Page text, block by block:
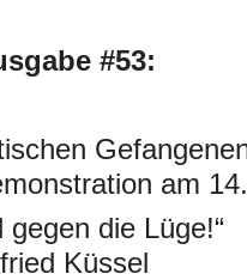
#53:
am
die Lüge!“
Küssel